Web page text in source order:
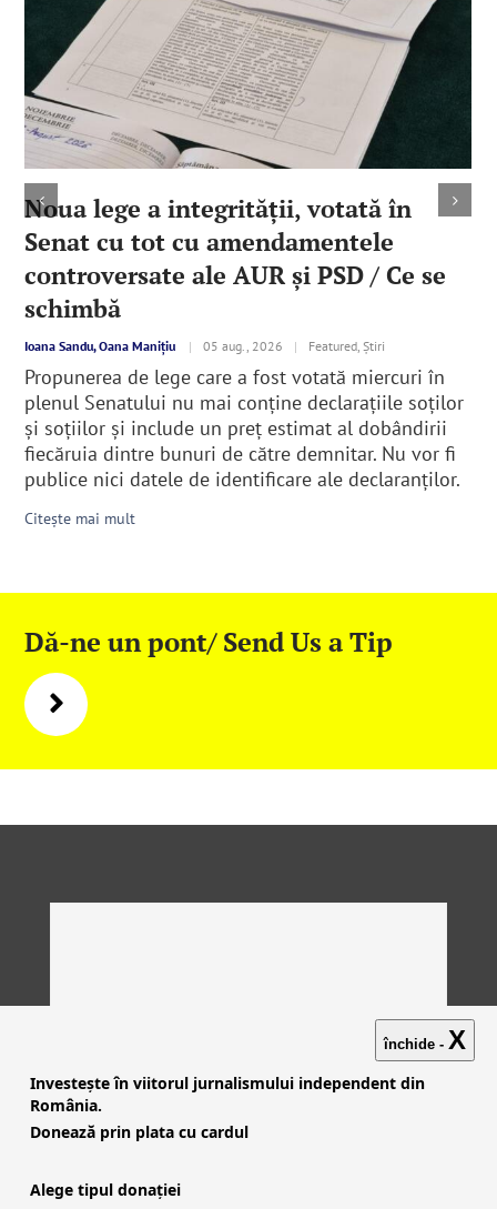
Noua lege a integrităţii, votată în
Senat cu tot cu amendamentele
controversate ale AUR şi PSD / Ce se
schimbă
Ioana Sandu, Oana Manițiu | 05 aug., 2026 | Featured, Știri
Propunerea de lege care a fost votată miercuri în
plenul Senatului nu mai conține declarațiile soților
și soțiilor şi include un preț estimat al dobândirii
fiecăruia dintre bunuri de către demnitar. Nu vor fi
publice nici datele de identificare ale declaranţilor.
Citește mai mult
Dă-ne un pont/ Send Us a Tip
închide - X
Investește în viitorul jurnalismului independent din
România.
Donează prin plata cu cardul
Alege tipul donației